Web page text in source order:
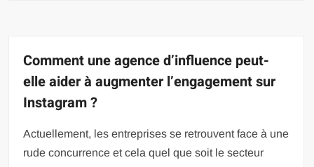
Comment une agence d’influence peut-
elle aider à augmenter l’engagement sur
Instagram ?
Actuellement, les entreprises se retrouvent face à une
rude concurrence et cela quel que soit le secteur